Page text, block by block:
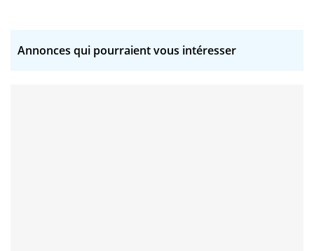
Annonces qui pourraient vous intéresser